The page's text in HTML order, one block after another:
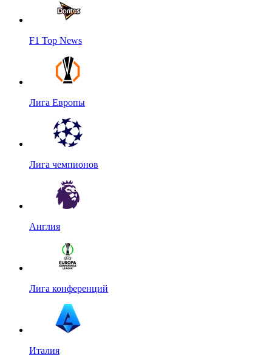
F1 Top News
Лига Европы
Лига чемпионов
Англия
Лига конференций
Италия